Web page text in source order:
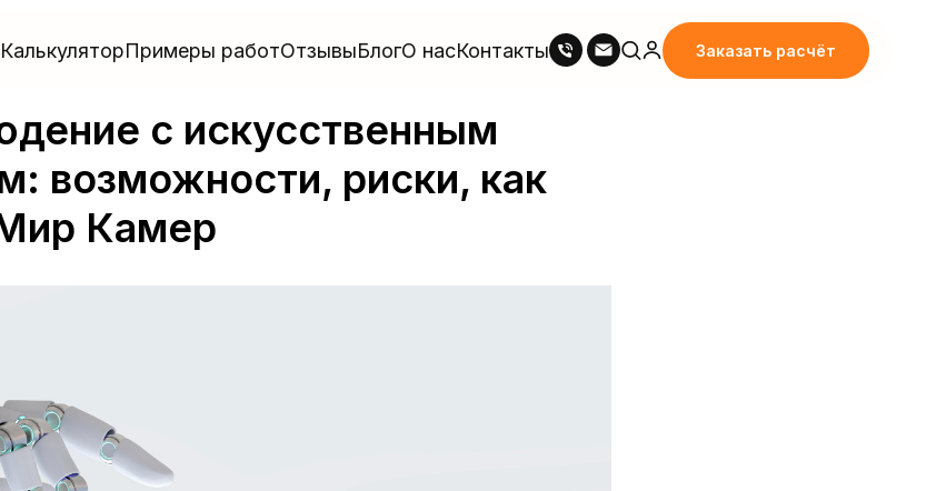
КалькуляторПримеры работОтзывыБлогО насКонтакты Заказать расчёт
с искусственным
возможности, риски, как
Камер